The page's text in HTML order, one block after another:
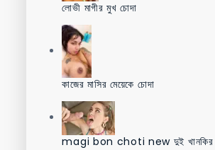
লোভী মাগীর মুখ চোদা
কাজের মাসির মেয়েকে চোদা
magi bon choti new দুই খানকির